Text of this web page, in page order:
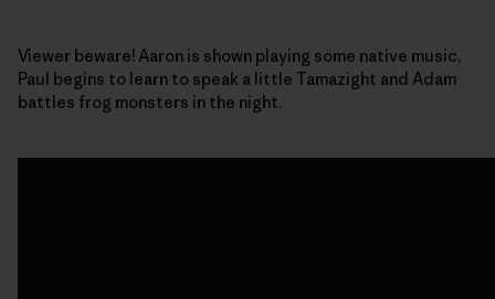
Viewer beware! Aaron is shown playing some native music,
Paul begins to learn to speak a little Tamazight and Adam
battles frog monsters in the night.